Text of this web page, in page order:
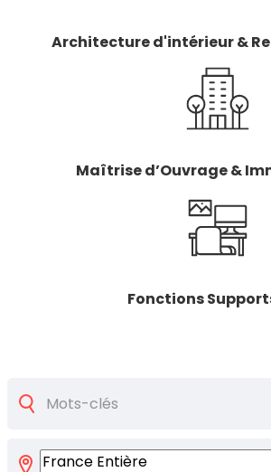
Architecture d'intérieur &
Maîtrise d’Ouvrage &
Fonctions